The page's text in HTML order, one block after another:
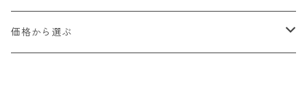
甘夏
和歌山フルーツジャム
価格から選ぶ